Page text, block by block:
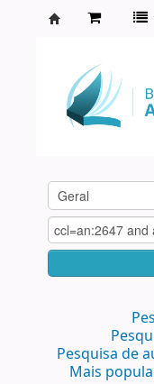
Agamenon
Magalhães
Pesquisa de
Mais